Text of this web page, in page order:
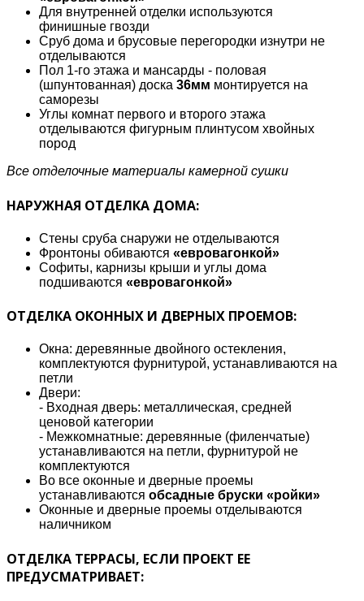
Для внутренней отделки используются
финишные гвозди
Сруб дома и брусовые перегородки изнутри не
отделываются
Пол 1-го этажа и мансарды - половая
(шпунтованная) доска 36мм монтируется на
саморезы
Углы комнат первого и второго этажа
отделываются фигурным плинтусом хвойных
пород
Все отделочные материалы камерной сушки
НАРУЖНАЯ ОТДЕЛКА ДОМА:
Стены сруба снаружи не отделываются
Фронтоны обиваются «евровагонкой»
Софиты, карнизы крыши и углы дома
подшиваются «евровагонкой»
ОТДЕЛКА ОКОННЫХ И ДВЕРНЫХ ПРОЕМОВ:
Окна: деревянные двойного остекления,
комплектуются фурнитурой, устанавливаются на
петли
Двери:
- Входная дверь: металлическая, средней
ценовой категории
- Межкомнатные: деревянные (филенчатые)
устанавливаются на петли, фурнитурой не
комплектуются
Во все оконные и дверные проемы
устанавливаются обсадные бруски «ройки»
Оконные и дверные проемы отделываются
наличником
ОТДЕЛКА ТЕРРАСЫ, ЕСЛИ ПРОЕКТ ЕЕ
ПРЕДУСМАТРИВАЕТ: